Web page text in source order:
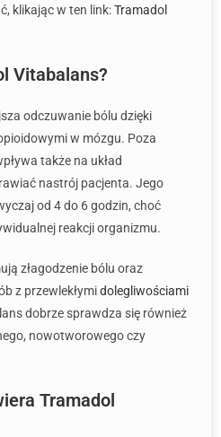
klikając w ten link:Tramadol
Vitabalans?
odczuwanie bólu dzięki
w mózgu. Poza
także na układ
nastrój pacjenta. Jego
od 4 do 6 godzin, choć
reakcji organizmu.
złagodzenie bólu oraz
z przewlekłymidolegliwościami
dobrze sprawdza się również
nowotworowego czy
Tramadol